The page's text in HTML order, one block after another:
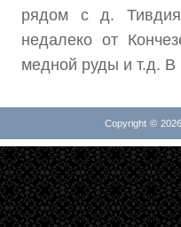
рядом с д.
недалеко от
медной руды и т.д. В
Copyright ©